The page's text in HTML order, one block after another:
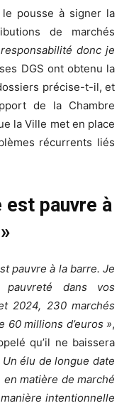
pousse à signer la
de marchés
donc je
DGS ont obtenu la
précise-t-il, et
de la Chambre
la Ville met en place
récurrents liés
est pauvre à
pauvre à la barre. Je
dans vos
2024, 230 marchés
millions d’euros »,
qu’il ne baissera
Un élu de longue date
matière de marché
manière intentionnelle